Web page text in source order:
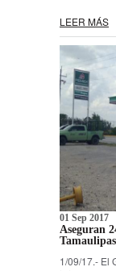
LEER MÁS
01 Sep 2017
Aseguran
Tamaulipas
1/09/17.- El